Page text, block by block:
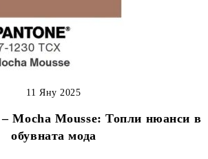
Mocha Mousse: Топли нюанси в
обувната мода
11 Яну 2025